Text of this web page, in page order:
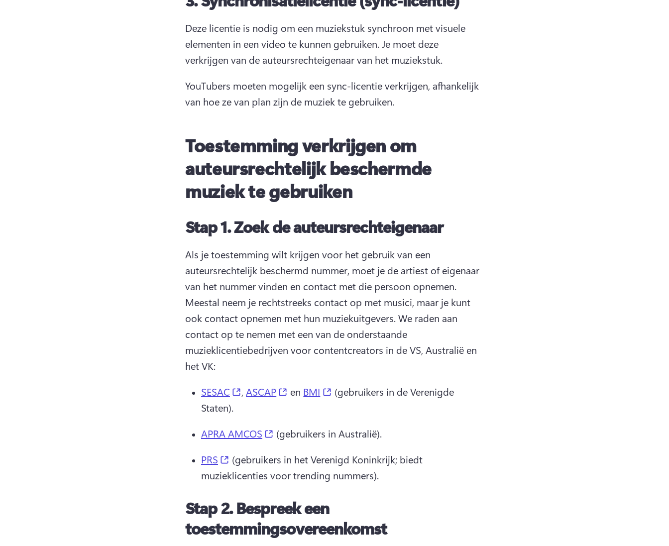
Deze licentie is nodig om een muziekstuk synchroon met visuele
elementen in een video te kunnen gebruiken. Je moet deze
verkrijgen van de auteursrechteigenaar van het muziekstuk.
YouTubers moeten mogelijk een sync-licentie verkrijgen, afhankelijk
van hoe ze van plan zijn de muziek te gebruiken.
Toestemming verkrijgen om
auteursrechtelijk beschermde
muziek te gebruiken
Stap 1.Zoek de auteursrechteigenaar
Als je toestemming wilt krijgen voor het gebruik van een
auteursrechtelijk beschermd nummer, moet je de artiest of eigenaar
Meestal neem je rechtstreeks contact op met musici, maar je kunt
ook contact opnemen met hun muziekuitgevers. We raden aan
contact op te nemen met een van de onderstaande
muzieklicentiebedrijven voor contentcreators in de VS, Australië en
het VK:
SESAC
(opens in a new tab)
, ASCAP (opens in a new tab)
en BMI (opens in a new tab)
(gebruikers in de Verenigde
Staten).
APRA AMCOS
(opens in a new tab)
(gebruikers in Australië).
PRS
(opens in a new tab)
(gebruikers in het Verenigd Koninkrijk; biedt
muzieklicenties voor trending nummers).
Stap 2.Bespreek een
toestemmingsovereenkomst